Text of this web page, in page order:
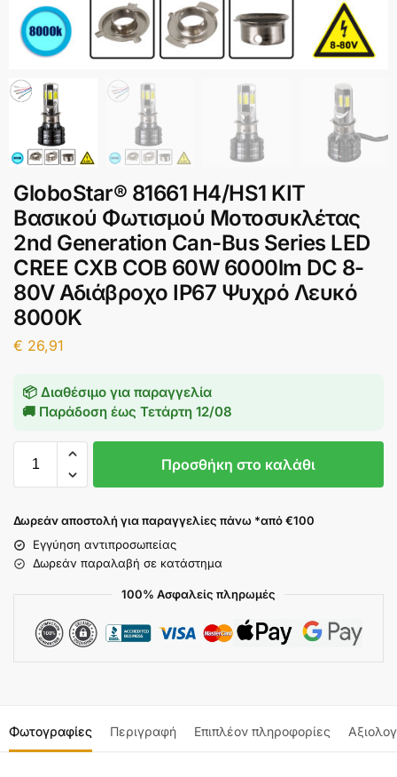
GloboStar® 81661 H4/HS1 KIT
Βασικού Φωτισμού Μοτοσυκλέτας
2nd Generation Can-Bus Series LED
CREE CXB COB 60W 6000lm DC 8-
80V Αδιάβροχο IP67 Ψυχρό Λευκό
8000K
€ 26,91
📦 Διαθέσιμο για παραγγελία
🚚 Παράδοση έως Τετάρτη 12/08
Προσθήκη στο καλάθι
Δωρεάν αποστολή για παραγγελίες πάνω *από €100
Εγγύηση αντιπροσωπείας
Δωρεάν παραλαβή σε κατάστημα
100% Ασφαλείς πληρωμές
Φωτογραφίες Περιγραφή Επιπλέον πληροφορίες